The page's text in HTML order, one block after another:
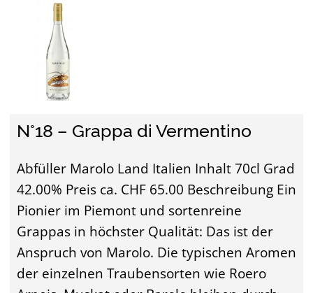
N°18 – Grappa di Vermentino
Abfüller Marolo Land Italien Inhalt 70cl Grad
42.00% Preis ca. CHF 65.00 Beschreibung Ein
Pionier im Piemont und sortenreine
Grappas in höchster Qualität: Das ist der
Anspruch von Marolo. Die typischen Aromen
der einzelnen Traubensorten wie Roero